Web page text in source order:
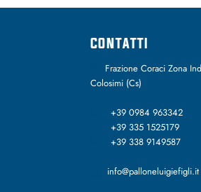
CONTATTI
Frazione Coraci Zona
Colosimi (Cs)
+39 0984 963342
+39 335 1525179
+39 338 9149587
info@palloneluigiefigli.it